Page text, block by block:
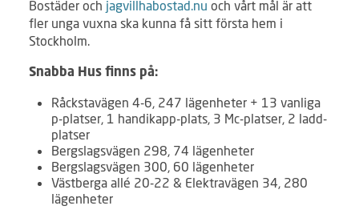
Bostäder och jagvillhabostad.nu och vårt mål är att
fler unga vuxna ska kunna få sitt första hem i
Stockholm.
Snabba Hus finns på:
Råckstavägen 4-6, 247 lägenheter + 13 vanliga
p-platser, 1 handikapp-plats, 3 Mc-platser, 2 ladd-
platser
Bergslagsvägen 298, 74 lägenheter
Bergslagsvägen 300, 60 lägenheter
Västberga allé 20-22 & Elektravägen 34, 280
lägenheter